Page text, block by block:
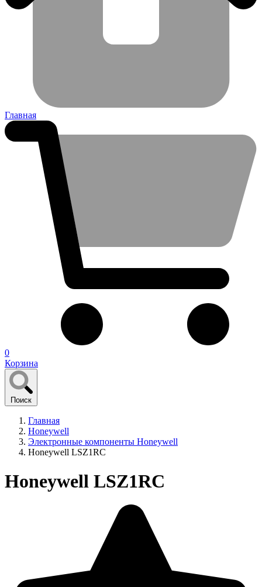
Главная
0
Корзина
Поиск
Главная
Honeywell
Электронные компоненты Honeywell
Honeywell LSZ1RC
Honeywell LSZ1RC